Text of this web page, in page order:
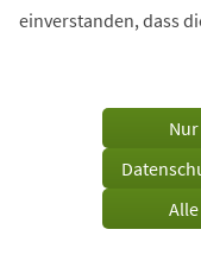
einverstanden, dass